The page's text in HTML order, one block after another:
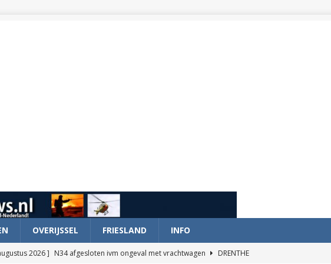
OVERIJSSEL FRIESLAND INFO
2026 ] N34 afgesloten ivm ongeval met vrachtwagen
DRENTHE